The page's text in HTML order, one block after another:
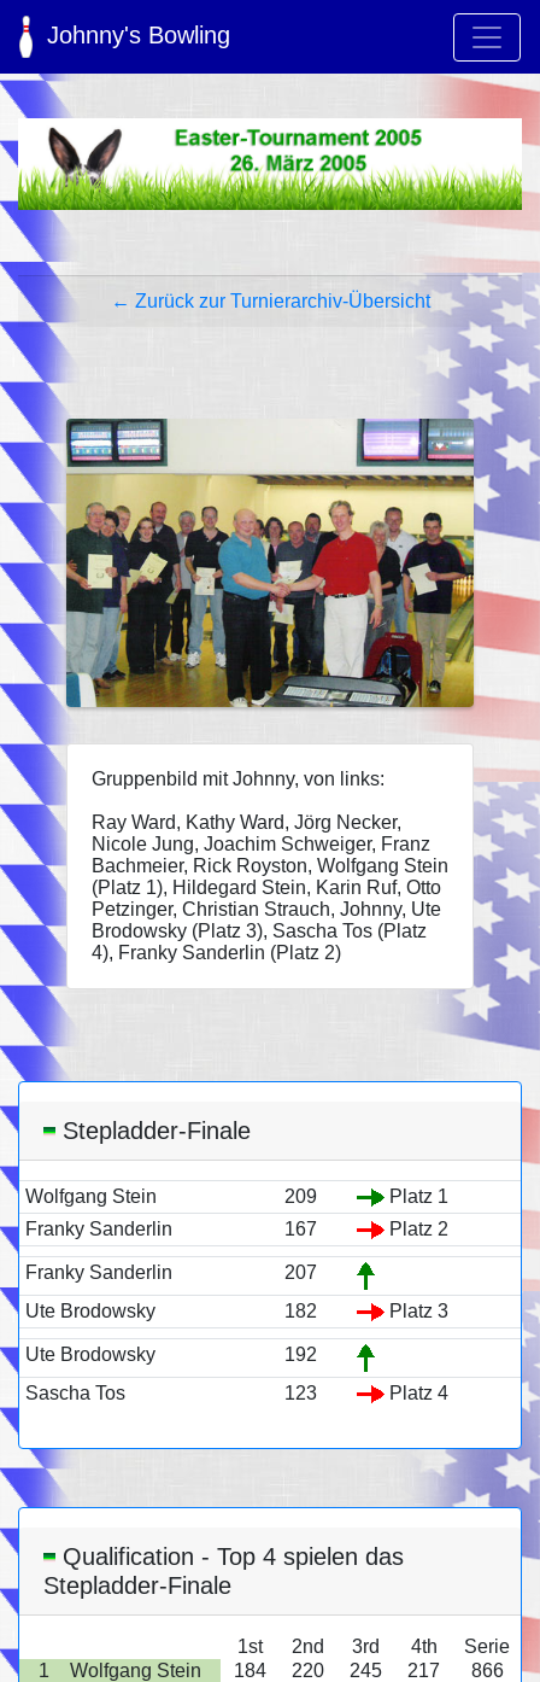
Johnny's Bowling
← Zurück zur Turnierarchiv-Übersicht
Gruppenbild mit Johnny, von links:
Ray Ward, Kathy Ward, Jörg Necker,
Nicole Jung, Joachim Schweiger, Franz
Bachmeier, Rick Royston, Wolfgang Stein
(Platz 1), Hildegard Stein, Karin Ruf, Otto
Petzinger, Christian Strauch, Johnny, Ute
Brodowsky (Platz 3), Sascha Tos (Platz
4), Franky Sanderlin (Platz 2)
Stepladder-Finale
Wolfgang Stein 209
Platz 1
Franky Sanderlin
167 Platz 2
Franky Sanderlin
207
Ute Brodowsky
182 Platz 3
Ute Brodowsky
192
Sascha Tos
123 Platz 4
Qualification - Top 4 spielen das
Stepladder-Finale
1st 2nd 3rd 4th
Serie
1
Wolfgang Stein 184 220 245 217
866